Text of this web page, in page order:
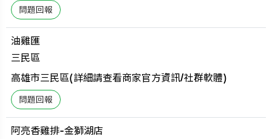
油雞匯
三民區
高雄市三民區(詳細請查看商家官方資訊/社群軟體)
阿亮香雞排-金獅湖店